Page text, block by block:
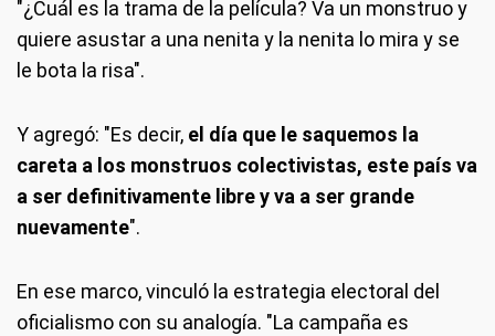
"¿Cuál es la trama de la película? Va un monstruo y
quiere asustar a una nenita y la nenita lo mira y se
le bota la risa".
Y agregó: "Es decir, el día que le saquemos la
careta a los monstruos colectivistas, este país va
a ser definitivamente libre y va a ser grande
nuevamente".
En ese marco, vinculó la estrategia electoral del
oficialismo con su analogía. "La campaña es